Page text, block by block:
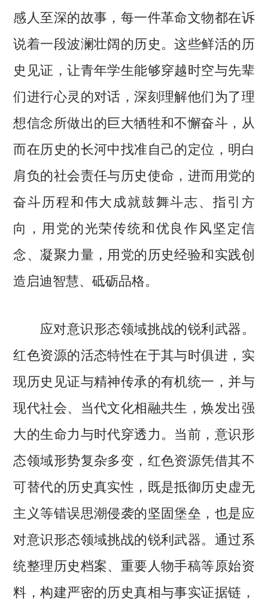
感人至深的故事，每一件革命文物都在诉
说着一段波澜壮阔的历史。这些鲜活的历
史见证，让青年学生能够穿越时空与先辈
们进行心灵的对话，深刻理解他们为了理
想信念所做出的巨大牺牲和不懈奋斗，从
而在历史的长河中找准自己的定位，明白
肩负的社会责任与历史使命，进而用党的
奋斗历程和伟大成就鼓舞斗志、指引方
向，用党的光荣传统和优良作风坚定信
念、凝聚力量，用党的历史经验和实践创
造启迪智慧、砥砺品格。
应对意识形态领域挑战的锐利武器。
红色资源的活态特性在于其与时俱进，实
现历史见证与精神传承的有机统一，并与
现代社会、当代文化相融共生，焕发出强
大的生命力与时代穿透力。当前，意识形
态领域形势复杂多变，红色资源凭借其不
可替代的历史真实性，既是抵御历史虚无
主义等错误思潮侵袭的坚固堡垒，也是应
对意识形态领域挑战的锐利武器。通过系
统整理历史档案、重要人物手稿等原始资
料，构建严密的历史真相与事实证据链，